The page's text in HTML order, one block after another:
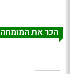
הכר את המומחה